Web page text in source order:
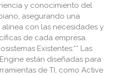
y conocimiento del
asegurando una
con las necesidades y
de cada empresa.
Existentes:** Las
están diseñadas para
de TI, como Active